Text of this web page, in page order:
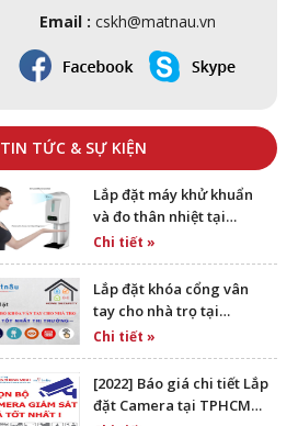
Email : cskh@matnau.vn
TIN TỨC & SỰ KIỆN
Lắp đặt máy khử khuẩn
và đo thân nhiệt tại…
Chi tiết »
Lắp đặt khóa cổng vân
tay cho nhà trọ tại…
Chi tiết »
[2022] Báo giá chi tiết Lắp
đặt Camera tại TPHCM…